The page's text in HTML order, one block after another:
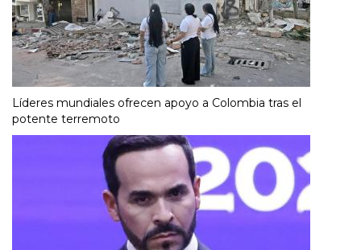
Líderes mundiales ofrecen apoyo a Colombia tras el
potente terremoto